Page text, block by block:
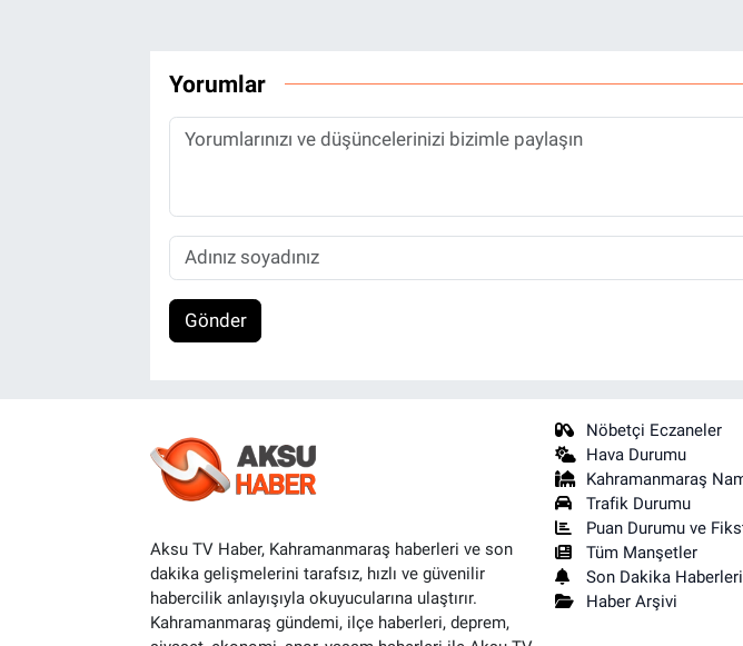
Yorumlar
Gönder
Aksu TV Haber, Kahramanmaraş haberleri ve son
dakika gelişmelerini tarafsız, hızlı ve güvenilir
habercilik anlayışıyla okuyucularına ulaştırır.
Kahramanmaraş gündemi, ilçe haberleri, deprem,
Nöbetçi Eczaneler
Hava Durumu
Kahramanmaraş
Trafik Durumu
Puan Durumu ve
Tüm Manşetler
Son Dakika Haberleri
Haber Arşivi